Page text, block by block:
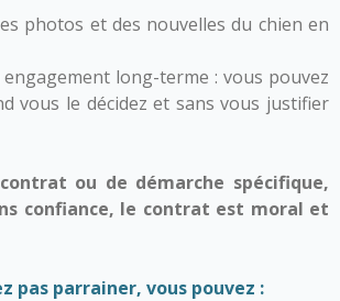
photos et des nouvelles du chien en
long-terme : vous pouvez
vous le décidez et sans vous justifier
ou de démarche spécifique,
confiance, le contrat est moral et
pas parrainer, vous pouvez :